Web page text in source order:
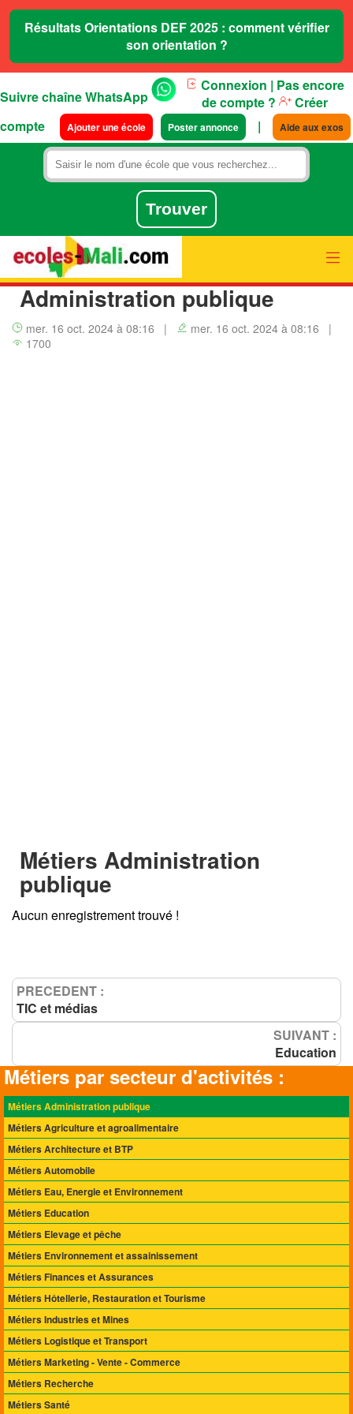
Résultats Orientations DEF 2025 : comment vérifier
son orientation ?
Suivre chaîne WhatsApp
Connexion | Pas encore
de compte ?
Créer
compte
Ajouter une école Poster annonce | Aide aux exos
Administration publique
mer. 16 oct. 2024 à 08:16 | mer. 16 oct. 2024 à 08:16
|
1700
Métiers Administration
publique
Aucun enregistrement trouvé !
PRECEDENT :
TIC et médias
SUIVANT :
Education
Métiers par secteur d'activités :
Métiers Administration publique
Métiers Agriculture et agroalimentaire
Métiers Architecture et BTP
Métiers Automobile
Métiers Eau, Energie et Environnement
Métiers Education
Métiers Elevage et pêche
Métiers Environnement et assainissement
Métiers Finances et Assurances
Métiers Hôtellerie, Restauration et Tourisme
Métiers Industries et Mines
Métiers Logistique et Transport
Métiers Marketing - Vente - Commerce
Métiers Recherche
Métiers Santé